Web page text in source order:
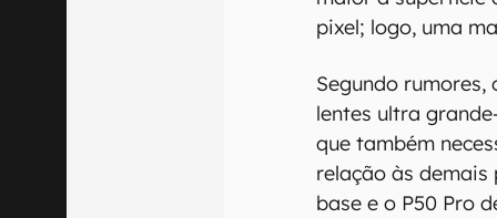
pixel; logo, uma
Segundo
lentes ultra
que também
relação às demais
base e o P50 Pro